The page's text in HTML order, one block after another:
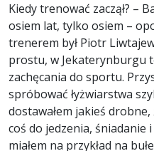
Kiedy trenować zaczął? –
osiem lat, tylko osiem –
trenerem był Piotr
prostu, w Jekaterynburgu
zachęcania do sportu.
spróbować łyżwiarstwa
dostawałem jakieś
coś do jedzenia, śniadanie
miałem na przykład na